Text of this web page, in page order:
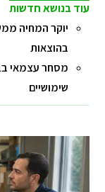
עוד בנושא חדשות
יוקר המחיה
בהוצאות
מסחר עצמאי
שימושיים